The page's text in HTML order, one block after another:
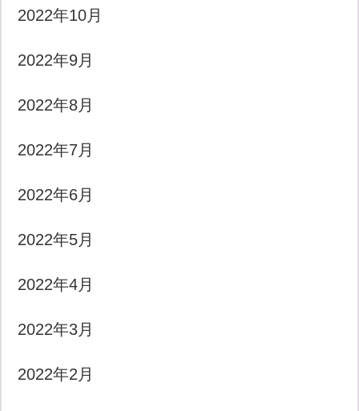
2022年10月
2022年9月
2022年8月
2022年7月
2022年6月
2022年5月
2022年4月
2022年3月
2022年2月